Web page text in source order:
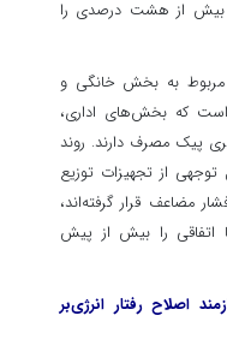
بیش از هشت درصدی را
مصرف، بیش از ۵۵ درصد مربوط به بخش خانگی و
که بخش‌های اداری،
پیک مصرف دارند. روند
از تجهیزات توزیع
مضاعف قرار گرفته‌اند،
اتفاقی را بیش از پیش
اصلاح رفتار انرژی‌بر